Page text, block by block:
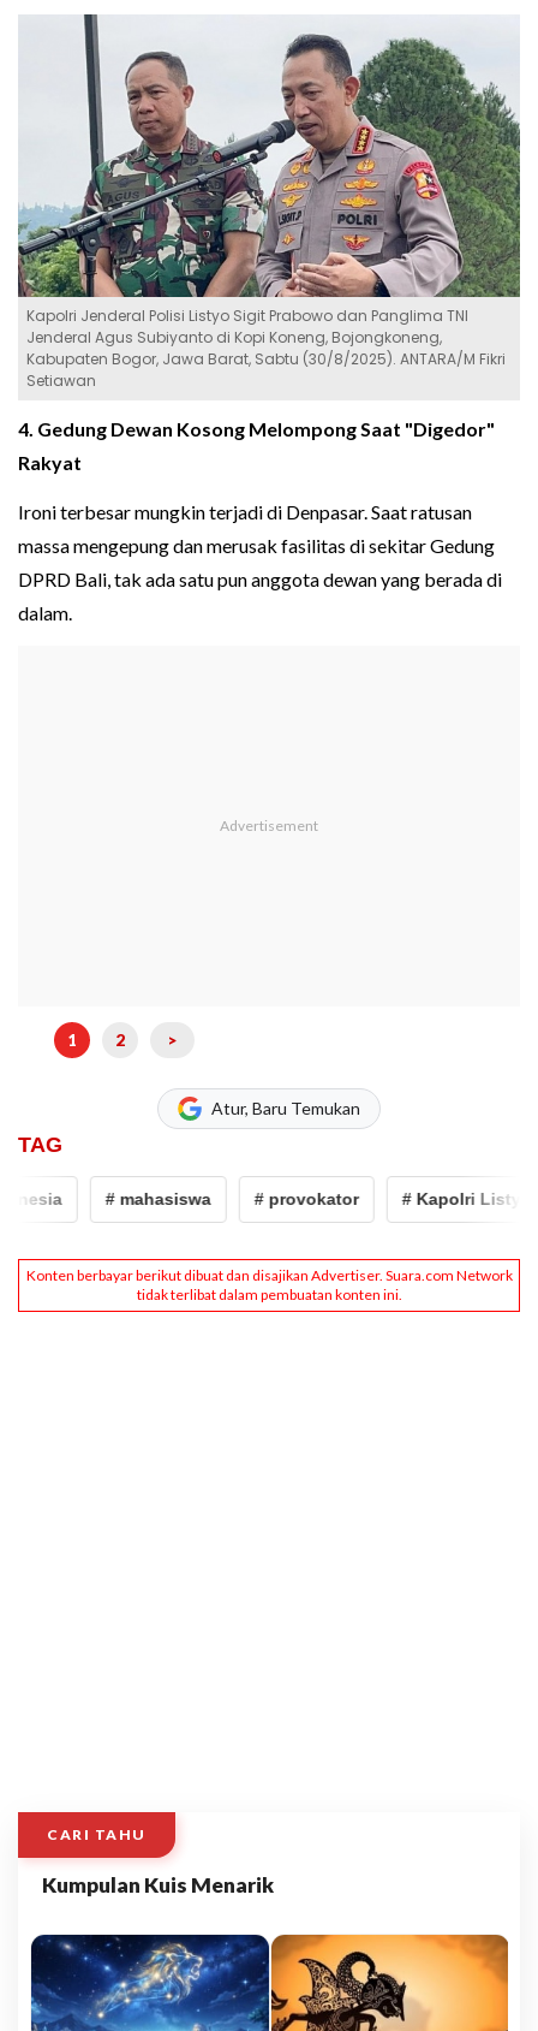
Kapolri Jenderal Polisi Listyo Sigit Prabowo dan Panglima TNI
Jenderal Agus Subiyanto di Kopi Koneng, Bojongkoneng,
Kabupaten Bogor, Jawa Barat, Sabtu (30/8/2025). ANTARA/M Fikri
Setiawan
4. Gedung Dewan Kosong Melompong Saat "Digedor"
Rakyat
Ironi terbesar mungkin terjadi di Denpasar. Saat ratusan
massa mengepung dan merusak fasilitas di sekitar Gedung
DPRD Bali, tak ada satu pun anggota dewan yang berada di
dalam.
1 2 >
Atur, Baru Temukan
TAG
# mahasiswa # provokator # Kapolri Listyo Sigit
CARI TAHU
Kumpulan Kuis Menarik